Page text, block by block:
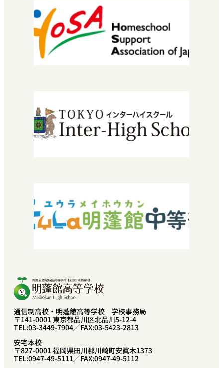
校長挨拶
教育理念・コンセプト
学校概要
進路実績
情報公開
エントリーから入学までの流れ
学費・授業料
特待生入試について
採用情報
SNEC提携希望の方へ
中学校教諭・福祉関係者の方へ
通信制高校・明蓬館高等学校 学校事務局
〒141-0001 東京都品川区北品川5-12-4
TEL:03-3449-7904／FAX:03-5423-2813
安宅本校
〒827-0001 福岡県田川郡川崎町安眞木1373
TEL:0947-49-5111／FAX:0947-49-5112